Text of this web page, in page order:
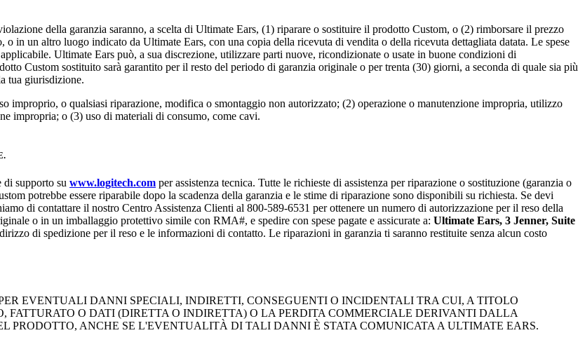
della garanzia saranno, a scelta di Ultimate Ears, (1) riparare o sostituire il prodotto Custom, o (2) rimborsare il prezzo
in un altro luogo indicato da Ultimate Ears, con una copia della ricevuta di vendita o della ricevuta dettagliata datata. Le spese
Ultimate Ears può, a sua discrezione, utilizzare parti nuove, ricondizionate o usate in buone condizioni di
Custom sostituito sarà garantito per il resto del periodo di garanzia originale o per trenta (30) giorni, a seconda di quale sia più
tua giurisdizione.
improprio, o qualsiasi riparazione, modifica o smontaggio non autorizzato; (2) operazione o manutenzione impropria, utilizzo
impropria; o (3) uso di materiali di consumo, come cavi.
di supporto su www.logitech.com per assistenza tecnica. Tutte le richieste di assistenza per riparazione o sostituzione (garanzia o
potrebbe essere riparabile dopo la scadenza della garanzia e le stime di riparazione sono disponibili su richiesta. Se devi
di contattare il nostro Centro Assistenza Clienti al 800-589-6531 per ottenere un numero di autorizzazione per il reso della
o in un imballaggio protettivo simile con RMA#, e spedire con spese pagate e assicurate a: Ultimate Ears, 3 Jenner, Suite
di spedizione per il reso e le informazioni di contatto. Le riparazioni in garanzia ti saranno restituite senza alcun costo
EVENTUALI DANNI SPECIALI, INDIRETTI, CONSEGUENTI O INCIDENTALI TRA CUI, A TITOLO
FATTURATO O DATI (DIRETTA O INDIRETTA) O LA PERDITA COMMERCIALE DERIVANTI DALLA
PRODOTTO, ANCHE SE L'EVENTUALITÀ DI TALI DANNI È STATA COMUNICATA A ULTIMATE EARS.